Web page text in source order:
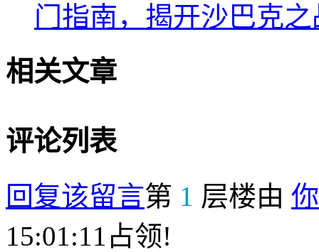
门指南，揭开沙巴克
相关文章
评论列表
回复该留言第 1 层楼由
15:01:11占领!